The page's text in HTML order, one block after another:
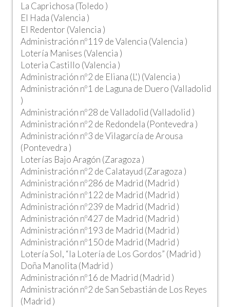
La Caprichosa (Toledo )
El Hada (Valencia )
El Redentor (Valencia )
Administración nº119 de Valencia (Valencia )
Lotería Manises (Valencia )
Loteria Castillo (Valencia )
Administración nº2 de Eliana (L') (Valencia )
Administración nº1 de Laguna de Duero (Valladolid
)
Administración nº28 de Valladolid (Valladolid )
Administración nº2 de Redondela (Pontevedra )
Administración nº3 de Vilagarcía de Arousa
(Pontevedra )
Loterías Bajo Aragón (Zaragoza )
Administración nº2 de Calatayud (Zaragoza )
Administración nº286 de Madrid (Madrid )
Administración nº122 de Madrid (Madrid )
Administración nº239 de Madrid (Madrid )
Administración nº427 de Madrid (Madrid )
Administración nº193 de Madrid (Madrid )
Administración nº150 de Madrid (Madrid )
Lotería Sol, “la Lotería de Los Gordos” (Madrid )
Doña Manolita (Madrid )
Administración nº16 de Madrid (Madrid )
Administración nº2 de San Sebastián de Los Reyes
(Madrid )